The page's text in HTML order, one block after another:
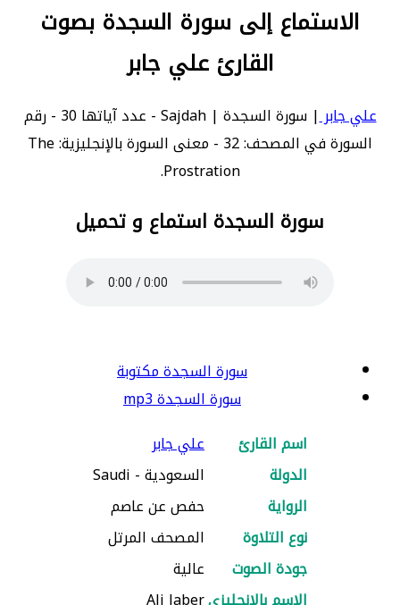
الاستماع إلى سورة السجدة بصوت
القارئ علي جابر
علي جابر
| سورة السجدة | Sajdah - عدد آياتها 30 - رقم
السورة في المصحف: 32 - معنى السورة بالإنجليزية: The
Prostration.
سورة السجدة استماع و تحميل
سورة السجدة مكتوبة
سورة السجدة mp3
اسم القارئ
علي جابر
الدولة
السعودية - Saudi
الرواية
حفص عن عاصم
نوع التلاوة
المصحف المرتل
جودة الصوت
عالية